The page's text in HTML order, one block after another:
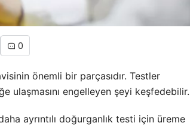
0
önemli bir parçasıdır. Testler
ulaşmasını engelleyen şeyi keşfedebilir.
ayrıntılı doğurganlık testi için üreme